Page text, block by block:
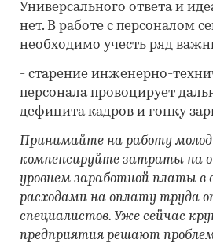
Универсального ответа и
нет. В работе с персоналом
необходимо учесть ряд
- старение инженерно-
персонала провоцирует
дефицита кадров и гонку
Принимайте на работу
компенсируйте затраты на
уровнем заработной платы в
расходами на оплату труда
специалистов. Уже сейчас
предприятия решают